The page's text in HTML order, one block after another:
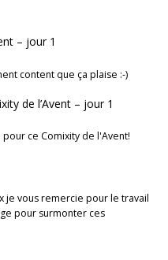
– jour 1
content que ça plaise :-)
de l’Avent – jour 1
ce Comixity de l'Avent!
je vous remercie pour le travail
pour surmonter ces